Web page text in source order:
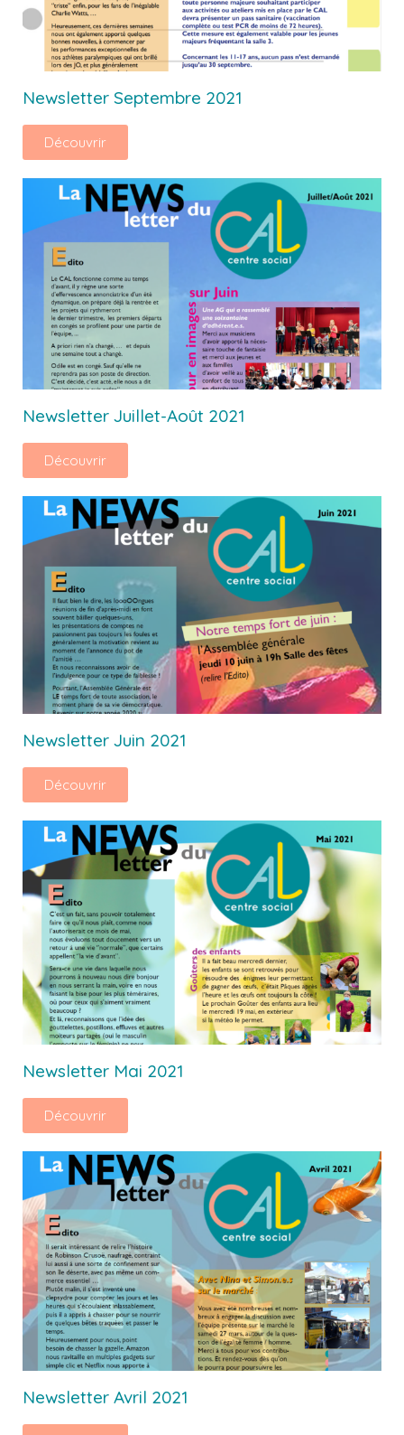
Newsletter Septembre 2021
Découvrir
Newsletter Juillet-Août 2021
Découvrir
Newsletter Juin 2021
Découvrir
Newsletter Mai 2021
Découvrir
Newsletter Avril 2021